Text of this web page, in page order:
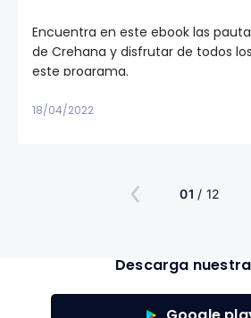
Encuentra en este ebook las
de Crehana y disfrutar de todos
este programa.
18/04/2022
01 / 12
Descarga